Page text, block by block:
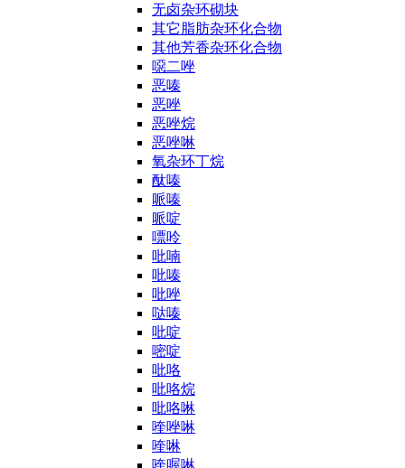
无卤杂环砌块
其它脂肪杂环化合物
其他芳香杂环化合物
噁二唑
恶嗪
恶唑
恶唑烷
恶唑啉
氧杂环丁烷
酞嗪
哌嗪
哌啶
嘌呤
吡喃
吡嗪
吡唑
哒嗪
吡啶
嘧啶
吡咯
吡咯烷
吡咯啉
喹唑啉
喹啉